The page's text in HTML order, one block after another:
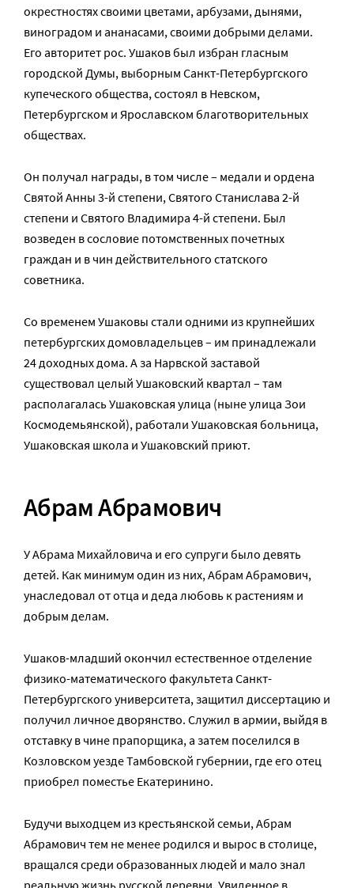
окрестностях своими цветами, арбузами, дынями,
виноградом и ананасами, своими добрыми делами.
Его авторитет рос. Ушаков был избран гласным
городской Думы, выборным Санкт-Петербургского
купеческого общества, состоял в Невском,
Петербургском и Ярославском благотворительных
обществах.
Он получал награды, в том числе – медали и ордена
Святой Анны 3-й степени, Святого Станислава 2-й
степени и Святого Владимира 4-й степени. Был
возведен в сословие потомственных почетных
граждан и в чин действительного статского
советника.
Со временем Ушаковы стали одними из крупнейших
петербургских домовладельцев – им принадлежали
24 доходных дома. А за Нарвской заставой
существовал целый Ушаковский квартал – там
располагалась Ушаковская улица (ныне улица Зои
Космодемьянской), работали Ушаковская больница,
Ушаковская школа и Ушаковский приют.
Абрам Абрамович
У Абрама Михайловича и его супруги было девять
детей. Как минимум один из них, Абрам Абрамович,
унаследовал от отца и деда любовь к растениям и
добрым делам.
Ушаков-младший окончил естественное отделение
физико-математического факультета Санкт-
Петербургского университета, защитил диссертацию и
получил личное дворянство. Служил в армии, выйдя в
отставку в чине прапорщика, а затем поселился в
Козловском уезде Тамбовской губернии, где его отец
приобрел поместье Екатеринино.
Будучи выходцем из крестьянской семьи, Абрам
Абрамович тем не менее родился и вырос в столице,
вращался среди образованных людей и мало знал